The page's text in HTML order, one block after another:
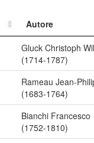
Autore
Gluck Christoph
(1714-1787)
Rameau Jean-
(1683-1764)
Bianchi Francesco
(1752-1810)